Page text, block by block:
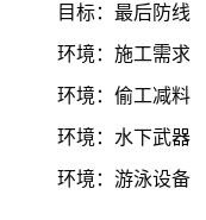
目标：最后防线
环境：施工需求
环境：偷工减料
环境：水下武器
环境：游泳设备